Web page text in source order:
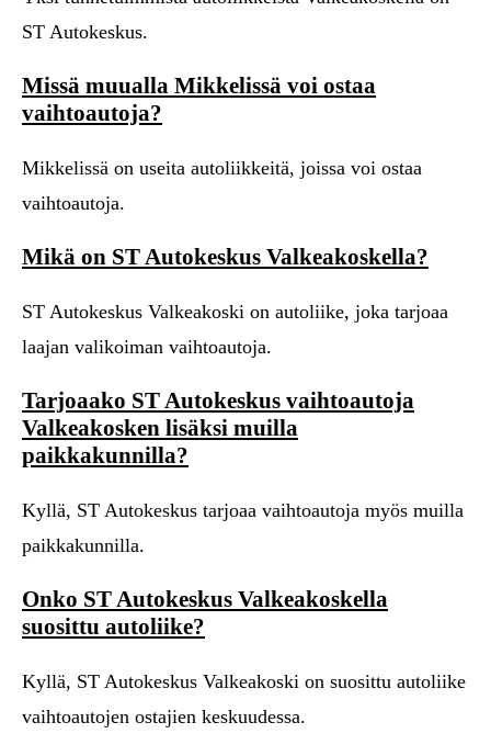
ST Autokeskus.
Missä muualla Mikkelissä voi ostaa
vaihtoautoja?
Mikkelissä on useita autoliikkeitä, joissa voi ostaa
vaihtoautoja.
Mikä on ST Autokeskus Valkeakoskella?
ST Autokeskus Valkeakoski on autoliike, joka tarjoaa
laajan valikoiman vaihtoautoja.
Tarjoaako ST Autokeskus vaihtoautoja
Valkeakosken lisäksi muilla
paikkakunnilla?
Kyllä, ST Autokeskus tarjoaa vaihtoautoja myös muilla
paikkakunnilla.
Onko ST Autokeskus Valkeakoskella
suosittu autoliike?
Kyllä, ST Autokeskus Valkeakoski on suosittu autoliike
vaihtoautojen ostajien keskuudessa.